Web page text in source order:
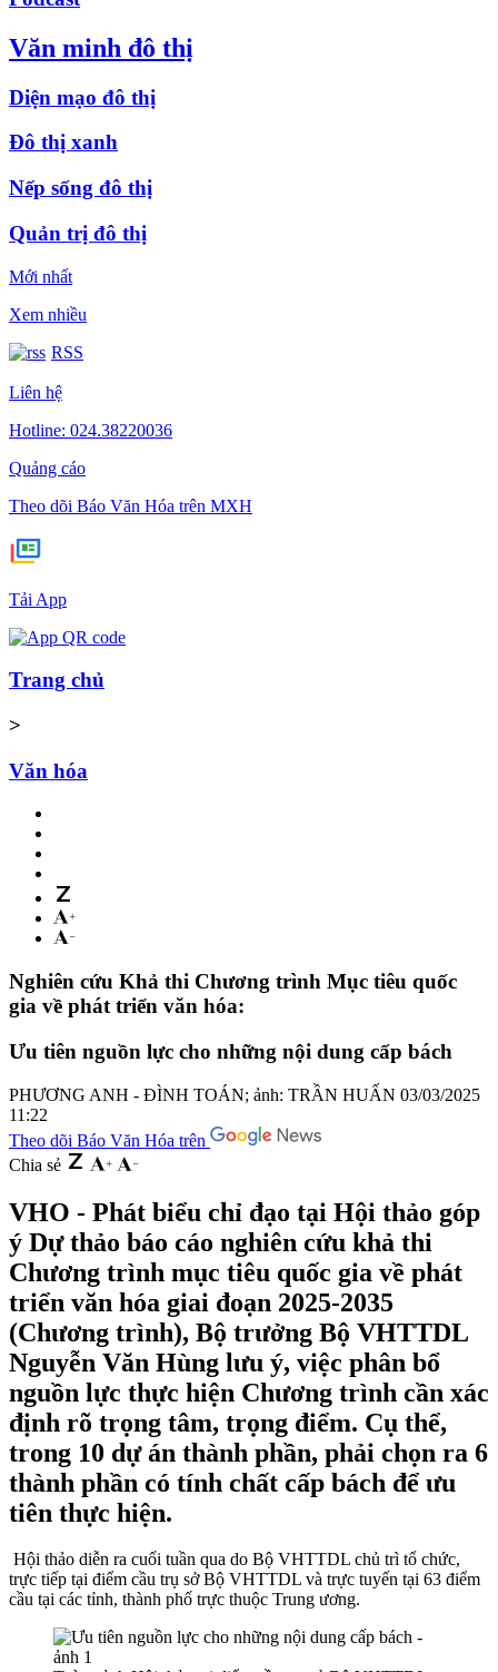
Văn minh đô thị
Diện mạo đô thị
Đô thị xanh
Nếp sống đô thị
Quản trị đô thị
Mới nhất
Xem nhiều
RSS
Liên hệ
Hotline: 024.38220036
Quảng cáo
Theo dõi Báo Văn Hóa trên MXH
Tải App
Trang chủ
>
Văn hóa
Nghiên cứu Khả thi Chương trình Mục tiêu quốc
gia về phát triển văn hóa:
Ưu tiên nguồn lực cho những nội dung cấp bách
PHƯƠNG ANH - ĐÌNH TOÁN; ảnh: TRẦN HUẤN 03/03/2025
11:22
Theo dõi Báo Văn Hóa trên
Chia sẻ
VHO - Phát biểu chỉ đạo tại Hội thảo góp
ý Dự thảo báo cáo nghiên cứu khả thi
Chương trình mục tiêu quốc gia về phát
triển văn hóa giai đoạn 2025-2035
(Chương trình), Bộ trưởng Bộ VHTTDL
Nguyễn Văn Hùng lưu ý, việc phân bổ
nguồn lực thực hiện Chương trình cần xác
định rõ trọng tâm, trọng điểm. Cụ thể,
trong 10 dự án thành phần, phải chọn ra 6
thành phần có tính chất cấp bách để ưu
tiên thực hiện.
Hội thảo diễn ra cuối tuần qua do Bộ VHTTDL chủ trì tổ chức,
trực tiếp tại điểm cầu trụ sở Bộ VHTTDL và trực tuyến tại 63 điểm
cầu tại các tỉnh, thành phố trực thuộc Trung ương.